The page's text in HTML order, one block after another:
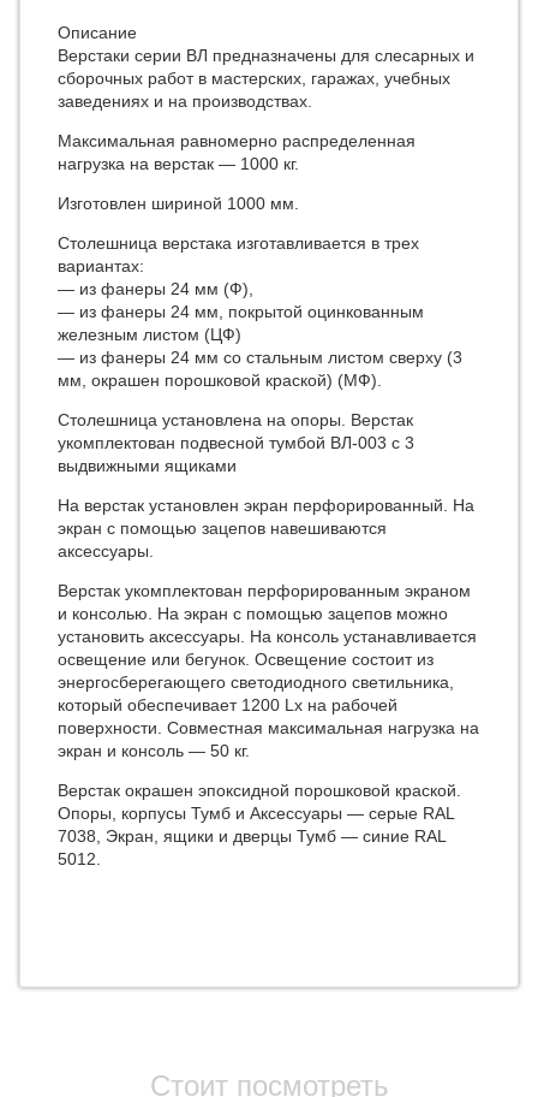
Описание
Верстаки серии ВЛ предназначены для слесарных и
сборочных работ в мастерских, гаражах, учебных
заведениях и на производствах.
Максимальная равномерно распределенная
нагрузка на верстак — 1000 кг.
Изготовлен шириной 1000 мм.
Столешница верстака изготавливается в трех
вариантах:
— из фанеры 24 мм (Ф),
— из фанеры 24 мм, покрытой оцинкованным
железным листом (ЦФ)
— из фанеры 24 мм со стальным листом сверху (3
мм, окрашен порошковой краской) (МФ).
Столешница установлена на опоры. Верстак
укомплектован подвесной тумбой ВЛ-003 с 3
выдвижными ящиками
На верстак установлен экран перфорированный. На
экран с помощью зацепов навешиваются
аксессуары.
Верстак укомплектован перфорированным экраном
и консолью. На экран с помощью зацепов можно
установить аксессуары. На консоль устанавливается
освещение или бегунок. Освещение состоит из
энергосберегающего светодиодного светильника,
который обеспечивает 1200 Lx на рабочей
поверхности. Совместная максимальная нагрузка на
экран и консоль — 50 кг.
Верстак окрашен эпоксидной порошковой краской.
Опоры, корпусы Тумб и Аксессуары — серые RAL
7038, Экран, ящики и дверцы Тумб — синие RAL
5012.
Стоит посмотреть